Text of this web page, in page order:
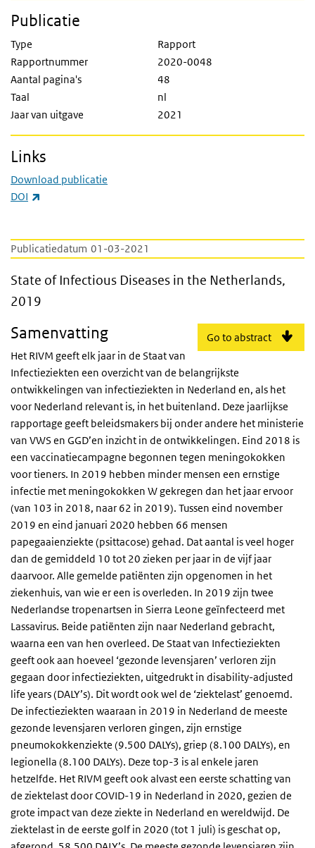
Publicatiedatum 01-03-2021
State of Infectious Diseases in the
State of Infectious Diseases in the Netherlands,
2019
Go to abstract
Samenvatting
Het RIVM geeft elk jaar in de Staat van
Infectieziekten een overzicht van de belangrijkste
ontwikkelingen van infectieziekten in Nederland en, als het
voor Nederland relevant is, in het buitenland. Deze jaarlijkse
rapportage geeft beleidsmakers bij onder andere het ministerie
van VWS en GGD’en inzicht in de ontwikkelingen. Eind 2018 is
een vaccinatiecampagne begonnen tegen meningokokken
voor tieners. In 2019 hebben minder mensen een ernstige
infectie met meningokokken W gekregen dan het jaar ervoor
(van 103 in 2018, naar 62 in 2019). Tussen eind november
2019 en eind januari 2020 hebben 66 mensen
papegaaienziekte (psittacose) gehad. Dat aantal is veel hoger
dan de gemiddeld 10 tot 20 zieken per jaar in de vijf jaar
daarvoor. Alle gemelde patiënten zijn opgenomen in het
ziekenhuis, van wie er een is overleden. In 2019 zijn twee
Nederlandse tropenartsen in Sierra Leone geïnfecteerd met
Lassavirus. Beide patiënten zijn naar Nederland gebracht,
waarna een van hen overleed. De Staat van Infectieziekten
geeft ook aan hoeveel ‘gezonde levensjaren’ verloren zijn
gegaan door infectieziekten, uitgedrukt in disability-adjusted
life years (DALY’s). Dit wordt ook wel de ‘ziektelast’ genoemd.
De infectieziekten waaraan in 2019 in Nederland de meeste
gezonde levensjaren verloren gingen, zijn ernstige
pneumokokkenziekte (9.500 DALYs), griep (8.100 DALYs), en
legionella (8.100 DALYs). Deze top-3 is al enkele jaren
hetzelfde. Het RIVM geeft ook alvast een eerste schatting van
de ziektelast door COVID-19 in Nederland in 2020, gezien de
grote impact van deze ziekte in Nederland en wereldwijd. De
ziektelast in de eerste golf in 2020 (tot 1 juli) is geschat op,
Publicatie
Type
Rapport
Rapportnummer
2020-0048
Aantal pagina's
48
Taal
nl
Jaar van uitgave
2021
Links
Download publicatie
DOI